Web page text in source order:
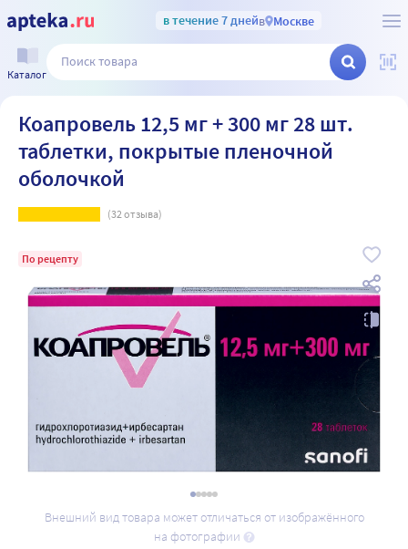
в течение 7 днейв Москве
Каталог
Коапровель 12,5 мг + 300 мг 28 шт.
таблетки, покрытые пленочной
оболочкой
(32отзыва)
По рецепту
Внешний вид товара может отличаться от изображённого
на фотографии